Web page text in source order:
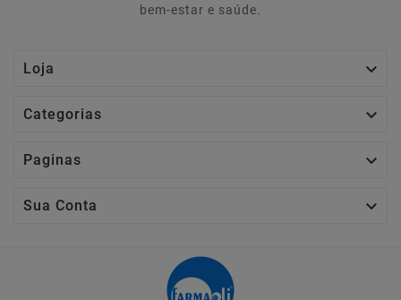
bem-estar e saúde.
Loja 
Categorias 
Paginas 
Sua Conta 